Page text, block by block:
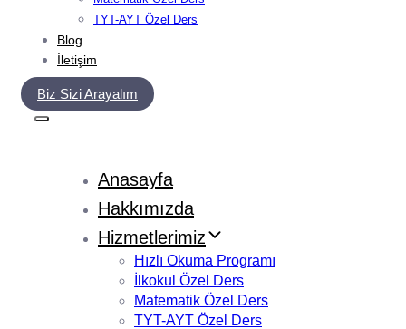
TYT-AYT Özel Ders
Blog
İletişim
Biz Sizi Arayalım
Anasayfa
Hakkımızda
Hizmetlerimiz
Hızlı Okuma Programı
İlkokul Özel Ders
Matematik Özel Ders
TYT-AYT Özel Ders